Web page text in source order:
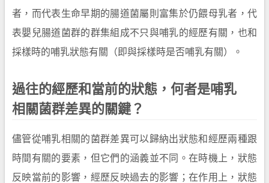
者，而代表生命早期的腸道菌屬則富集於仍餵母乳者，代
表嬰兒腸道菌群的群集組成不只與哺乳的經歷有關，也和
採樣時的哺乳狀態有關（即與採樣時是否哺乳有關）。
過往的經歷和當前的狀態，何者是哺乳
相關菌群差異的關鍵？
儘管從哺乳相關的菌群差異可以歸納出狀態和經歷兩種跟
時間有關的要素，但它們的涵義並不同。在時機上，狀態
反映當前的影響，經歷反映過去的影響；在作用上，狀態